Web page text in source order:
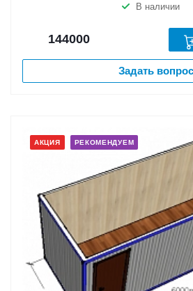
В наличии
144000
Задать вопрос
АКЦИЯ РЕКОМЕНДУЕМ